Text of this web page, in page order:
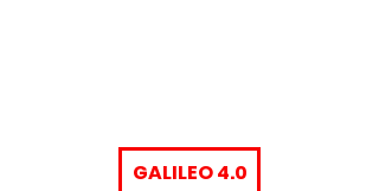
GALILEO 4.0